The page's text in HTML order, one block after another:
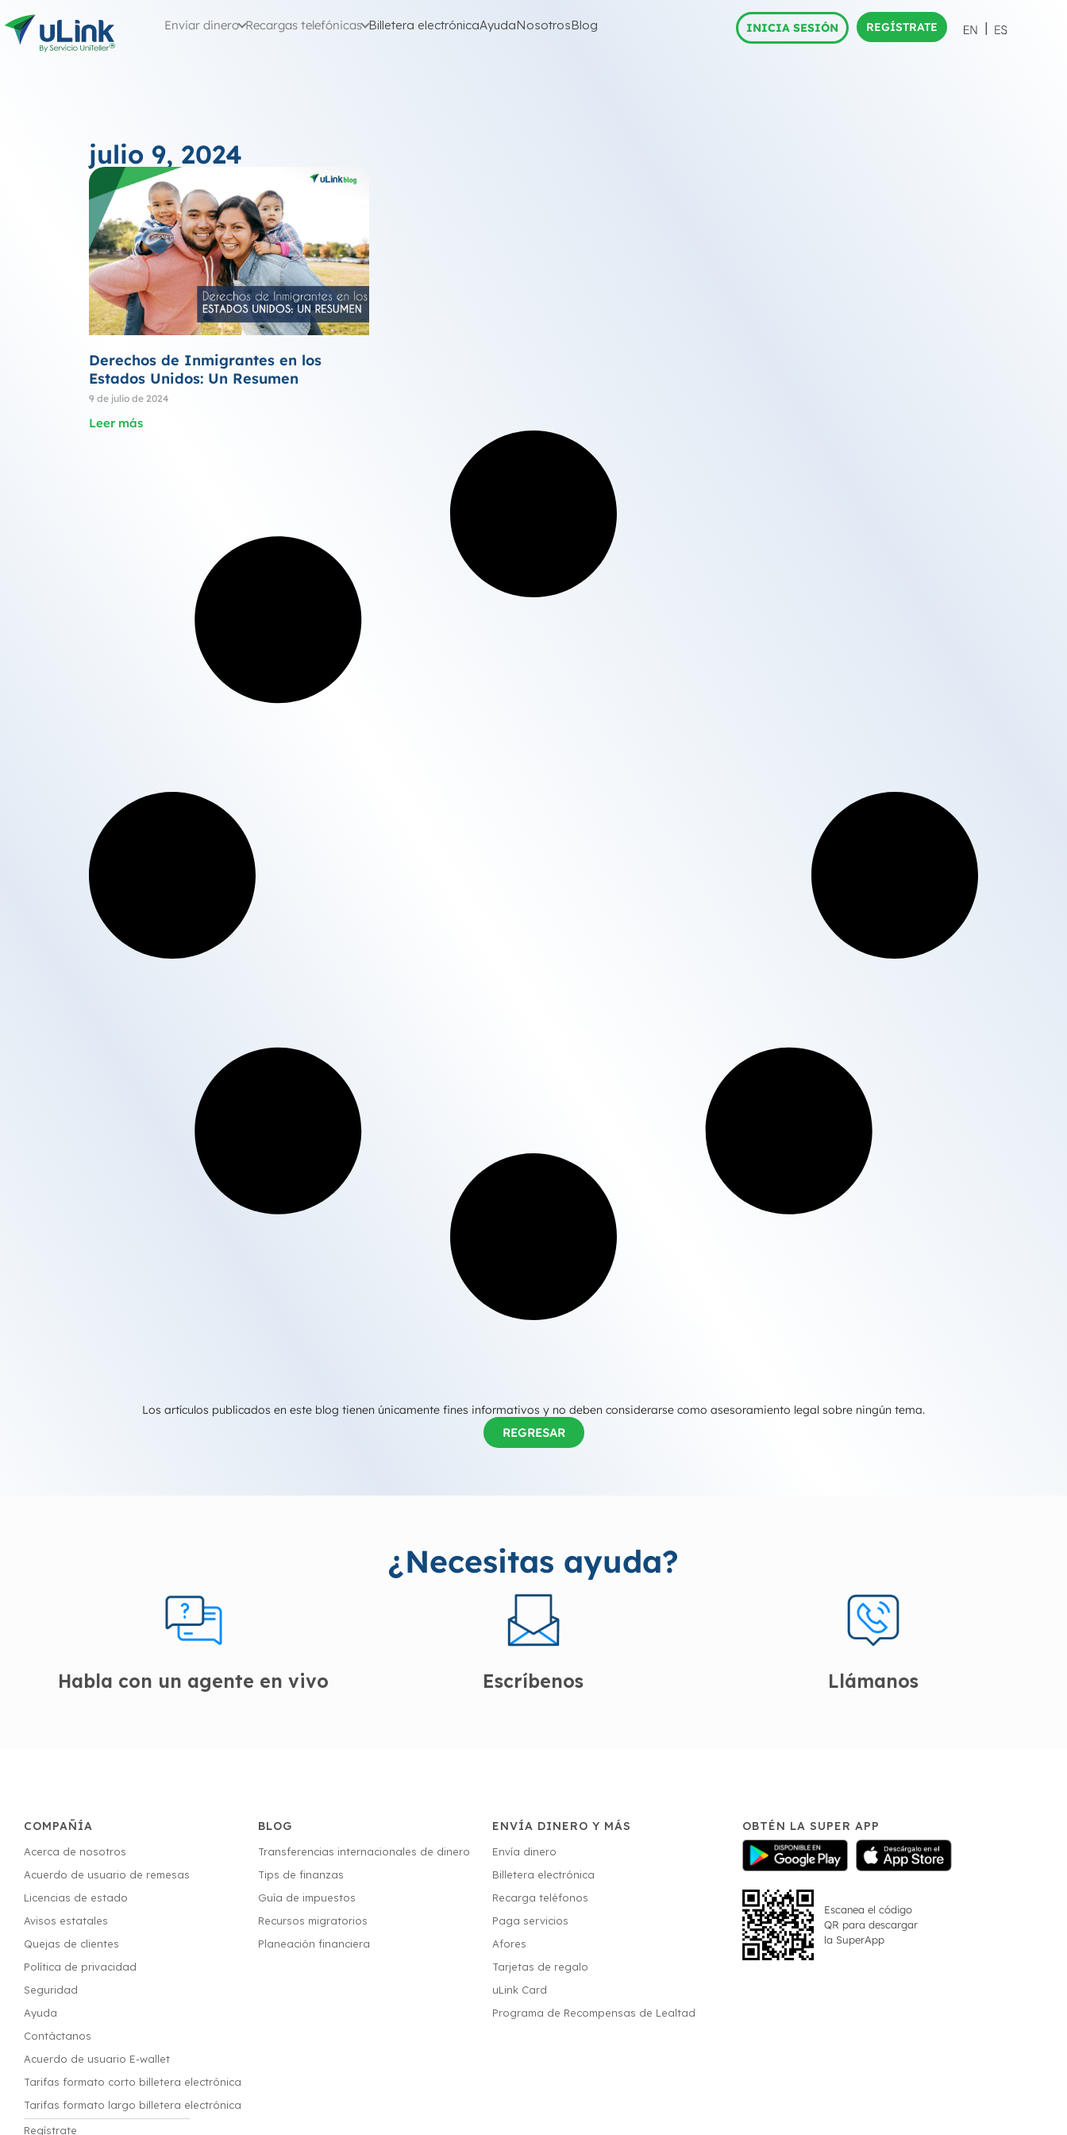
Enviar dinero Recargas telefónicas Billetera electrónicaAyudaNosotrosBlog INICIA SESIÓN REGÍSTRATE
julio 9, 2024
Derechos de Inmigrantes en los
Estados Unidos: Un Resumen
9 de julio de 2024
Leer más
Los artículos publicados en este blog tienen únicamente fines informativos y no deben considerarse como asesoramiento legal sobre ningún tema.
REGRESAR
¿Necesitas ayuda?
Habla con un agente en vivo Escríbenos Llámanos
COMPAÑÍA
Acerca de nosotros
Acuerdo de usuario de remesas
Licencias de estado
Avisos estatales
Quejas de clientes
Política de privacidad
Seguridad
Ayuda
Contáctanos
Acuerdo de usuario E-wallet
Tarifas formato corto billetera electrónica
Tarifas formato largo billetera electrónica
Regístrate
BLOG
Transferencias internacionales de dinero
Tips de finanzas
Guía de impuestos
Recursos migratorios
Planeación financiera
ENVÍA DINERO Y MÁS
Envía dinero
Billetera electrónica
Recarga teléfonos
Paga servicios
Afores
Tarjetas de regalo
uLink Card
Programa de Recompensas de Lealtad
OBTÉN LA SUPER APP
Escanea el código
QR para descargar
la SuperApp